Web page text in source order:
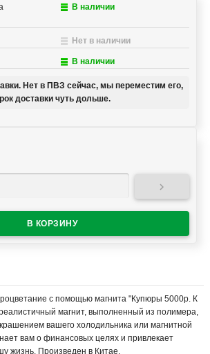
В наличии
Нет в наличии
В наличии
Нет в ПВЗ сейчас, мы переместим его,
доставки чуть дольше.

с помощью магнита "Купюры 5000р. К
магнит, выполненный из полимера,
вашего холодильника или магнитной
вам о финансовых целях и привлекает
жизнь. Произведен в Китае.